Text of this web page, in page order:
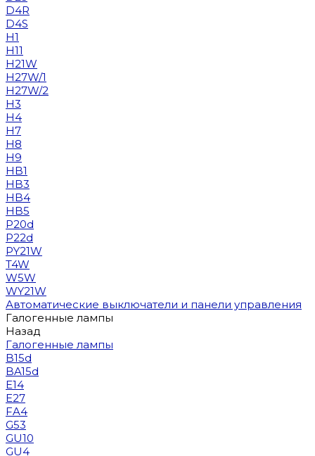
D4R
D4S
H1
H11
H21W
H27W/1
H27W/2
H3
H4
H7
H8
H9
HB1
HB3
HB4
HB5
P20d
P22d
PY21W
T4W
W5W
WY21W
Автоматические выключатели и панели управления
Галогенные лампы
Назад
Галогенные лампы
B15d
BA15d
E14
E27
FA4
G53
GU10
GU4